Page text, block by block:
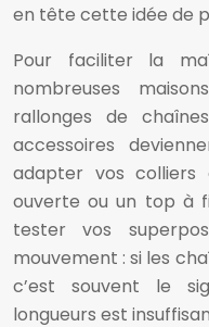
en tête cette idée de
Pour faciliter la
nombreuses
rallonges de
accessoires
adapter vos colliers
ouverte ou un top à
tester vos
mouvement : si les
c’est souvent le
longueurs est